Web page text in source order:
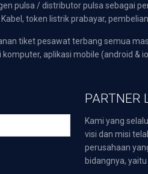
pulsa / distributor pulsa sebagai
Kabel, token listrik prabayar,
tiket pesawat terbang semua
aplikasi mobile (android &
PARTNER
Kami yang
visi dan misi
perusahaan
bidangnya, yaitu